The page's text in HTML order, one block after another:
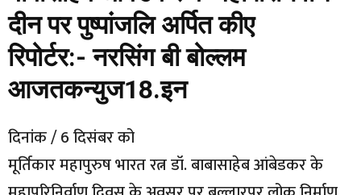
दीन पर पुष्पांजलि अर्पित कीए
रिपोर्टर:- नरसिंग बी बोल्लम
आजतकन्युज18.इन
दिनांक / 6 दिसंबर को
मूर्तिकार महापुरुष भारत रत्न डॉ. बाबासाहेब आंबेडकर के